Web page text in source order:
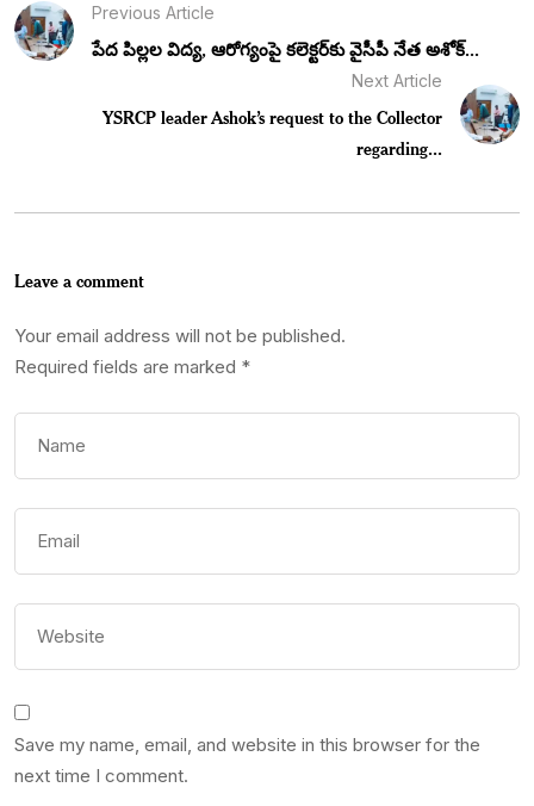
Previous Article
పేద పిల్లల విద్య, ఆరోగ్యంపై కలెక్టర్‌కు వైసీపీ నేత అశోక్...
Next Article
YSRCP leader Ashok’s request to the Collector
regarding...
Leave a comment
Your email address will not be published.
Required fields are marked *
Save my name, email, and website in this browser for the
next time I comment.